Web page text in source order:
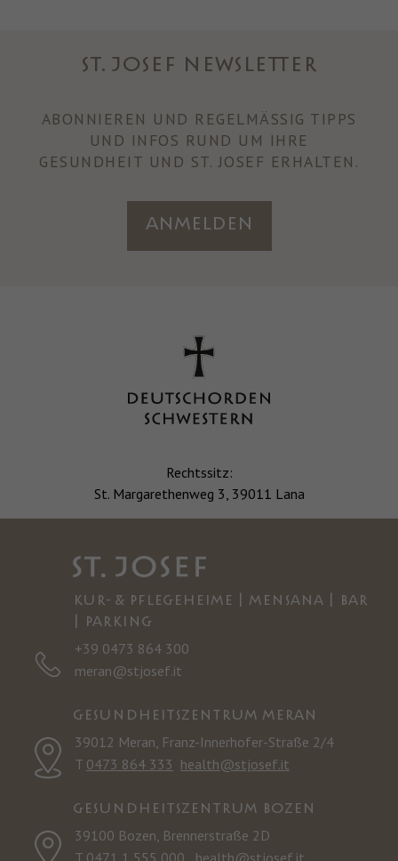
ST. JOSEF NEWSLETTER
ABONNIEREN UND REGELMÄSSIG TIPPS U
ND INFOS RUND UM IHRE
GESUNDHEIT UND ST. JOSEF ERHALTEN.
Anmelden
Rechtssitz:
St. Margarethenweg 3, 39011 Lana
KUR- & PFLEGEHEIME | MENSANA | BAR
| PARKING
+39 0473 864 300
meran@stjosef.it
GESUNDHEITSZENTRUM MERAN
39012 Meran, Franz-Innerhofer-Straße 2/4
T 0473 864 333 health@stjosef.it
GESUNDHEITSZENTRUM BOZEN
39100 Bozen, Brennerstraße 2D
T 0471 1 555 000 health@stjosef.it